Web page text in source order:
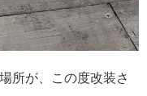
所が、この度改装さ